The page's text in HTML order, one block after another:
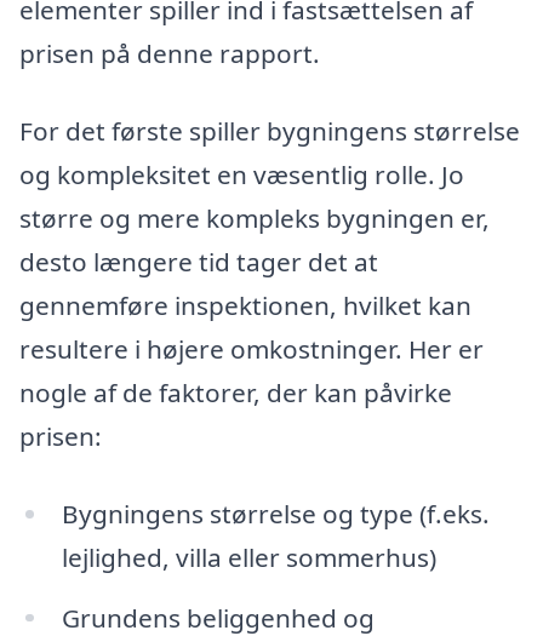
elementer spiller ind i fastsættelsen af
prisen på denne rapport.
For det første spiller bygningens størrelse
og kompleksitet en væsentlig rolle. Jo
større og mere kompleks bygningen er,
desto længere tid tager det at
gennemføre inspektionen, hvilket kan
resultere i højere omkostninger. Her er
nogle af de faktorer, der kan påvirke
prisen:
Bygningens størrelse og type (f.eks.
lejlighed, villa eller sommerhus)
Grundens beliggenhed og